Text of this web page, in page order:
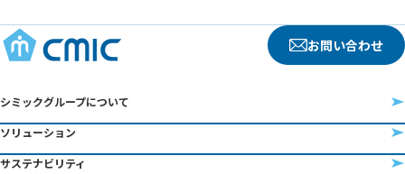
お問い合わせ
シミックグループについて
ソリューション
サステナビリティ